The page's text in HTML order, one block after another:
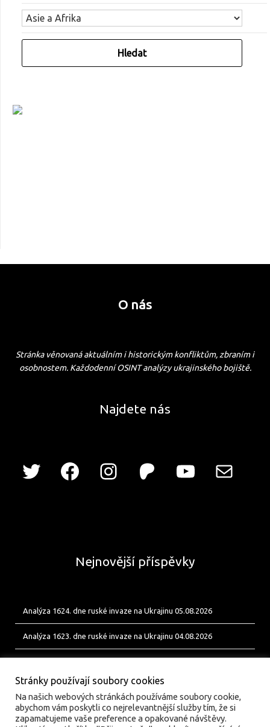
O nás
Stránka věnovaná aktuálním i historickým konfliktům, zbraním i
osobnostem. Každodenní OSINT analýzy ukrajinského bojiště.
Najdete nás
Nejnovější příspěvky
Analýza 1624. dne ruské invaze na Ukrajinu 05.08.2026
Analýza 1623. dne ruské invaze na Ukrajinu 04.08.2026
Stránky používají soubory cookies
Na našich webových stránkách používáme soubory cookie,
abychom vám poskytli co nejrelevantnější služby tím, že si
zapamatujeme vaše preference a opakované návštěvy.